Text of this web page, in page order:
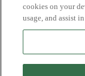
Nyhetsbrev
Ledige
Send inn
cookies on your
usage, and assist